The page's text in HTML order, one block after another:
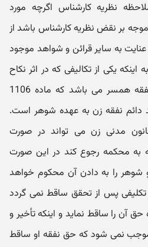
نظریه کارشناس اگرچه مورد
بر نقض نظریه کارشناس باشد از
به سایر قرائن و شواهد موجود
یکی از تکالیفی که در اثر نکاح
دائم بر عهده شوهر است نفقه همسر می باشد که ماده 1106
دائم نفقه زن به عهده شوهر است.
طبق ماده 1111 قانون مدنی زن می تواند در صورت
به محکمه رجوع کند در این صورت
و شوهر را به دادن آن محکوم خواهد
تکلیفی پس از تحقق ساقط نمی گردد
حق آن را ساقط نماید و اینکه تأخیر و
نمی شود که حق نفقه او ساقط